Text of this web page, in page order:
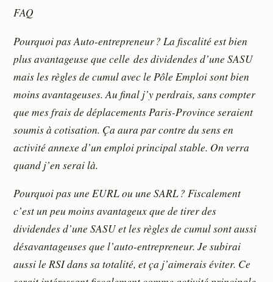
FAQ
Pourquoi pas Auto-entrepreneur ? La fiscalité est bien
plus avantageuse que celle des dividendes d’une SASU
mais les règles de cumul avec le Pôle Emploi sont bien
moins avantageuses. Au final j’y perdrais, sans compter
que mes frais de déplacements Paris-Province seraient
soumis à cotisation. Ça aura par contre du sens en
activité annexe d’un emploi principal stable. On verra
quand j’en serai là.
Pourquoi pas une EURL ou une SARL ? Fiscalement
c’est un peu moins avantageux que de tirer des
dividendes d’une SASU et les règles de cumul sont aussi
désavantageuses que l’auto-entrepreneur. Je subirai
aussi le RSI dans sa totalité, et ça j’aimerais éviter. Ce